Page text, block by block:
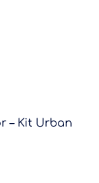
– Kit Urban